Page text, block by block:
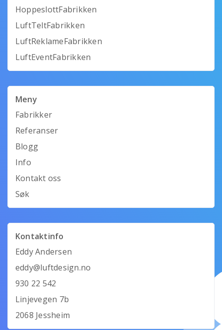
HoppeslottFabrikken
LuftTeltFabrikken
LuftReklameFabrikken
LuftEventFabrikken
Meny
Fabrikker
Referanser
Blogg
Info
Kontakt oss
Søk
Kontaktinfo
Eddy Andersen
eddy@luftdesign.no
930 22 542
Linjevegen 7b
2068 Jessheim